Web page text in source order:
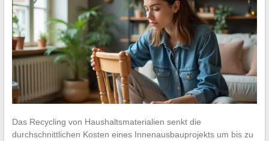
Das Recycling von Haushaltsmaterialien senkt die
durchschnittlichen Kosten eines Innenausbauprojekts um bis zu